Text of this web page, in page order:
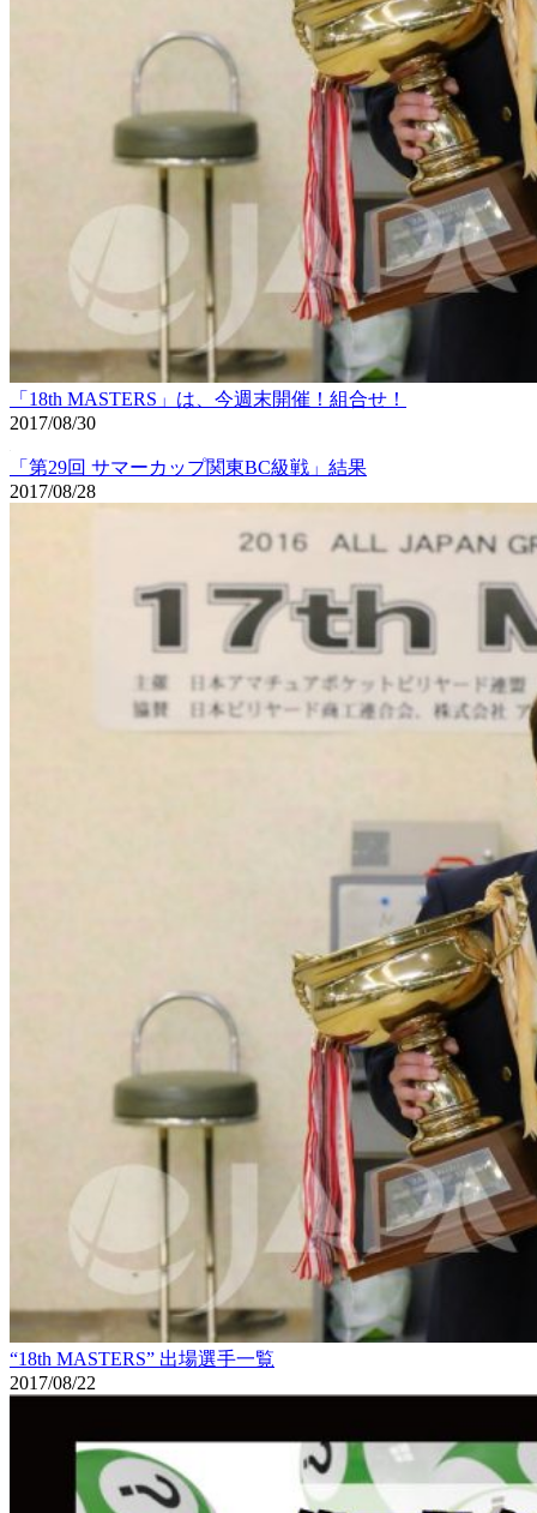
「18th MASTERS」は、今週末開催！組合せ！
2017/08/30
「第29回 サマーカップ関東BC級戦」結果
2017/08/28
“18th MASTERS” 出場選手一覧
2017/08/22